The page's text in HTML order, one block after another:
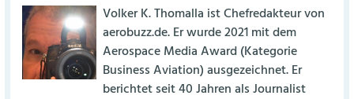
Volker K. Thomalla ist Chefredakteur von
aerobuzz.de. Er wurde 2021 mit dem
Aerospace Media Award (Kategorie
Business Aviation) ausgezeichnet. Er
berichtet seit 40 Jahren als Journalist